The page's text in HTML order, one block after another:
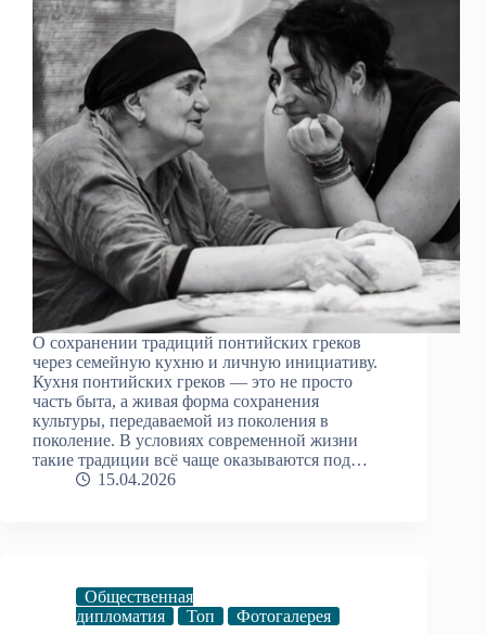
О сохранении традиций понтийских греков
через семейную кухню и личную инициативу.
Кухня понтийских греков — это не просто
часть быта, а живая форма сохранения
культуры, передаваемой из поколения в
поколение. В условиях современной жизни
такие традиции всё чаще оказываются под…
15.04.2026
Общественная
дипломатия
Топ Фотогалерея